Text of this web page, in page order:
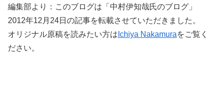
編集部より：このブログは「中村伊知哉氏のブログ」
2012年12月24日の記事を転載させていただきました。
オリジナル原稿を読みたい方は Ichiya Nakamuraをご覧く
ださい。